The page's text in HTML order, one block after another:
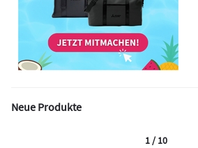
Neue Produkte
1 / 10